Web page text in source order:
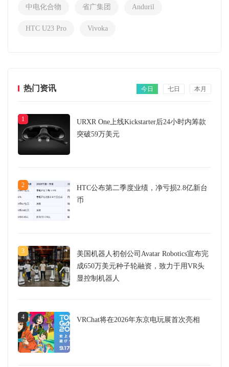
中电化合物 省广集团 Anduril
HTC U23 Pro Vivoka
热门资讯 今日 七日 本月
1
URXR One上线Kickstarter后24小时内筹款
突破59万美元
2
HTC公布第二季度业绩，净亏损2.8亿新台
币
3
美国机器人初创公司Avatar Robotics宣布完
成650万美元种子轮融资，致力于用VR头
显控制机器人
4 VRChat将在2026年东京电玩展首次亮相